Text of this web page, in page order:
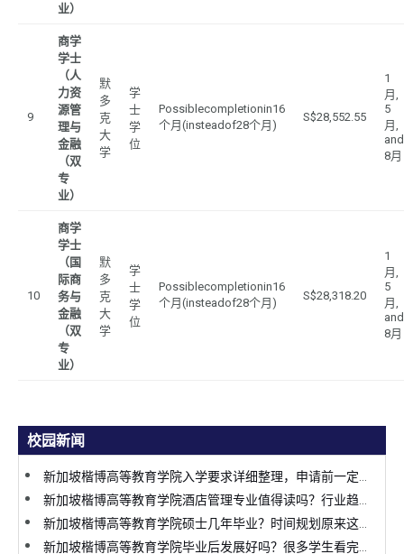
业）
9
商学
学士
（人
力资
源管
理与
金融
（双
专
业）
默
多
克
大
学
学
士
学
位
Possiblecompletionin16
个月(insteadof28个月)
S$28,552.55
1
月,
5
月,
and
8月
10
商学
学士
（国
际商
务与
金融
（双
专
业）
默
多
克
大
学
学
士
学
位
Possiblecompletionin16
个月(insteadof28个月)
S$28,318.20
1
月,
5
月,
and
8月
校园新闻